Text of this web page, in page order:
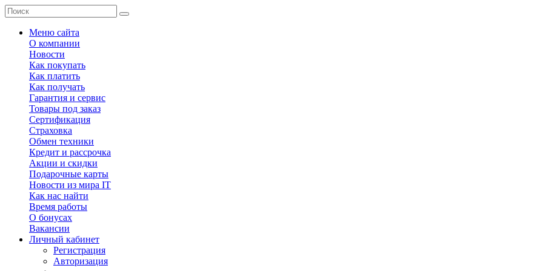
Меню сайта
О компании
Новости
Как покупать
Как платить
Как получать
Гарантия и сервис
Товары под заказ
Сертификация
Страховка
Обмен техники
Кредит и рассрочка
Акции и скидки
Подарочные карты
Новости из мира IT
Как нас найти
Время работы
О бонусах
Вакансии
Личный кабинет
Регистрация
Авторизация